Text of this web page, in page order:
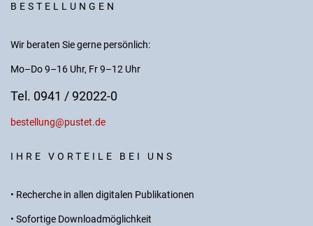
BESTELLUNGEN
Wir beraten Sie gerne persönlich:
Mo–Do 9–16 Uhr, Fr 9–12 Uhr
Tel. 0941 / 92022-0
bestellung@pustet.de
IHRE VORTEILE BEI UNS
• Recherche in allen digitalen Publikationen
• Sofortige Downloadmöglichkeit